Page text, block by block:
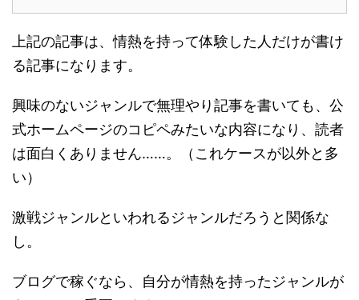
上記の記事は、情熱を持って体験した人だけが書け
る記事になります。
興味のないジャンルで無理やり記事を書いても、公
式ホームページのコピペみたいな内容になり、読者
は面白くありません……。（これケースが以外と多
い）
激戦ジャンルといわれるジャンルだろうと関係な
し。
ブログで稼ぐなら、自分が情熱を持ったジャンルが